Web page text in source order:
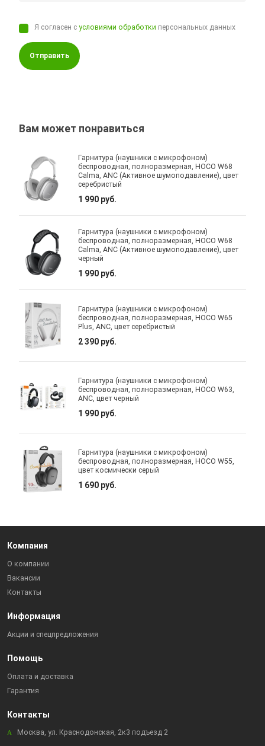
Я согласен сусловиями обработки персональных данных
Отправить
Вам может понравиться
Гарнитура (наушники с микрофоном)
беспроводная, полноразмерная, HOCO W68
Calma, ANC (Активное шумоподавление), цвет
серебристый
1 990 руб.
Гарнитура (наушники с микрофоном)
беспроводная, полноразмерная, HOCO W68
Calma, ANC (Активное шумоподавление), цвет
черный
1 990 руб.
Гарнитура (наушники с микрофоном)
беспроводная, полноразмерная, HOCO W65
Plus, ANC, цвет серебристый
2 390 руб.
Гарнитура (наушники с микрофоном)
беспроводная, полноразмерная, HOCO W63,
ANC, цвет черный
1 990 руб.
Гарнитура (наушники с микрофоном)
беспроводная, полноразмерная, HOCO W55,
цвет космически серый
1 690 руб.
Компания
О компании
Вакансии
Контакты
Информация
Акции и спецпредложения
Помощь
Оплата и доставка
Гарантия
Контакты
Москва, ул. Краснодонская, 2к3 подъезд 2